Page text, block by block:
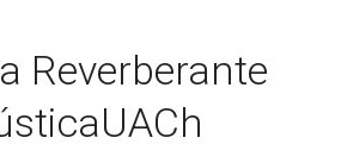
Reverberante